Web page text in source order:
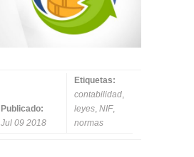
Publicado:
Jul 09 2018
Etiquetas:
contabilidad,
leyes, NIF,
normas